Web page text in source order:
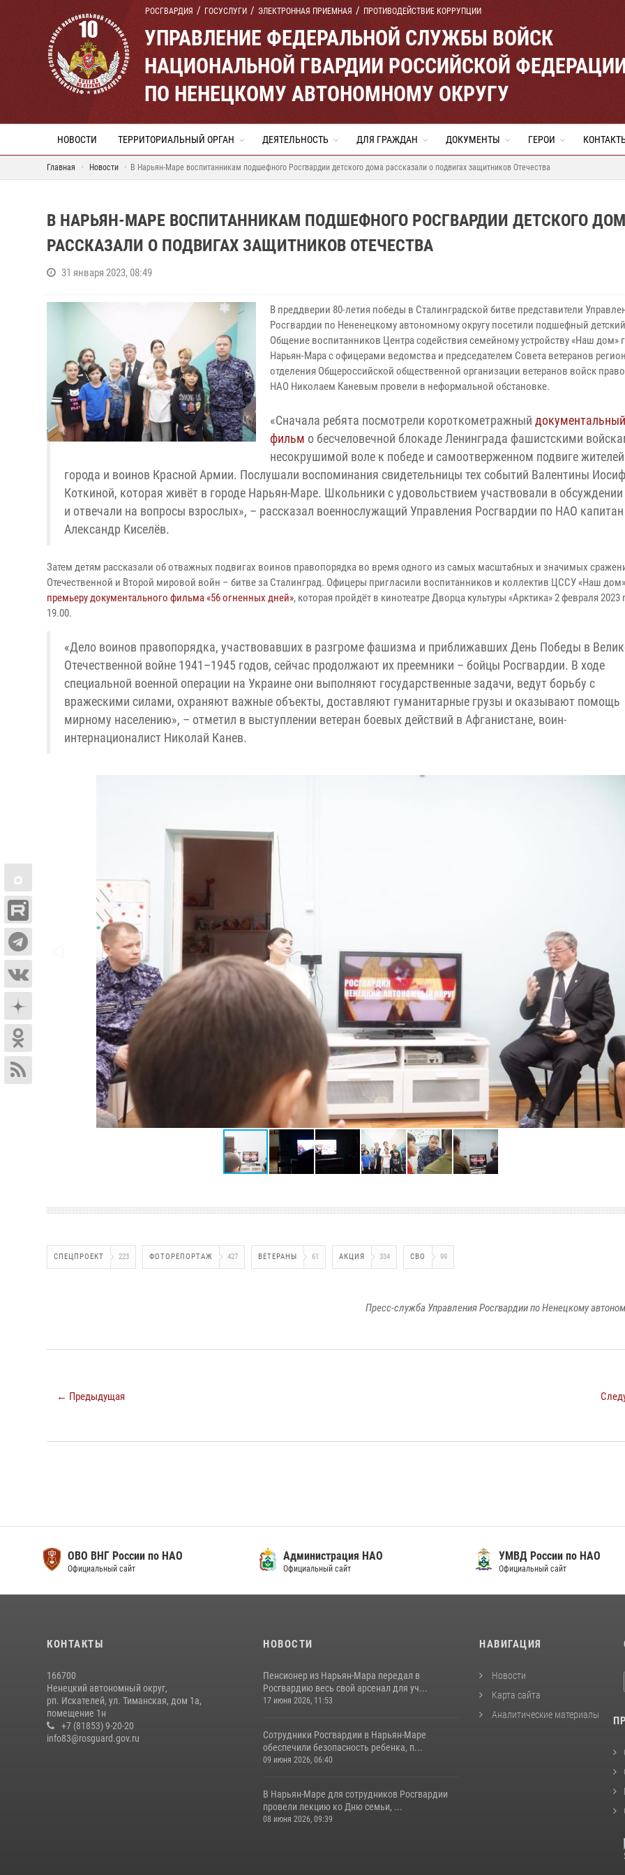
РОСГВАРДИЯ ГОСУСЛУГИ ЭЛЕКТРОННАЯ ПРИЕМНАЯ ПРОТИВОДЕЙСТВИЕ КОРРУПЦИИ
УПРАВЛЕНИЕ ФЕДЕРАЛЬНОЙ СЛУЖБЫ ВОЙСК
НАЦИОНАЛЬНОЙ ГВАРДИИ РОССИЙСКОЙ
ПО НЕНЕЦКОМУ АВТОНОМНОМУ ОКРУГУ
НОВОСТИ ТЕРРИТОРИАЛЬНЫЙ ОРГАН ДЕЯТЕЛЬНОСТЬ ДЛЯ ГРАЖДАН ДОКУМЕНТЫ ГЕРОИ
Главная Новости В Нарьян-Маре воспитанникам подшефного Росгвардии детского дома рассказали о подвигах защитников Отечества
В НАРЬЯН-МАРЕ ВОСПИТАННИКАМ ПОДШЕФНОГО РОСГВАРДИИ ДЕТСКОГО
РАССКАЗАЛИ О ПОДВИГАХ ЗАЩИТНИКОВ ОТЕЧЕСТВА
31 января 2023, 08:49
В преддверии 80-летия победы в Сталинградской битве представители
Росгвардии по Нененецкому автономному округу посетили подшефный
Общение воспитанников Центра содействия семейному устройству «Наш дом»
Нарьян-Мара с офицерами ведомства и председателем Совета ветеранов
отделения Общероссийской общественной организации ветеранов войск
НАО Николаем Каневым провели в неформальной обстановке.
«Сначала ребята посмотрели короткометражный документальный
фильм о бесчеловечной блокаде Ленинграда фашистскими
несокрушимой воле к победе и самоотверженном подвиге жителей
города и воинов Красной Армии. Послушали воспоминания свидетельницы тех событий Валентины
Коткиной, которая живёт в городе Нарьян-Маре. Школьники с удовольствием участвовали в
и отвечали на вопросы взрослых», – рассказал военнослужащий Управления Росгвардии по НАО капитан
Александр Киселёв.
Затем детям рассказали об отважных подвигах воинов правопорядка во время одного из самых масштабных и значимых
Отечественной и Второй мировой войн – битве за Сталинград. Офицеры пригласили воспитанников и коллектив ЦССУ «Наш дом»
премьеру документального фильма «56 огненных дней», которая пройдёт в кинотеатре Дворца культуры «Арктика» 2 февраля 2023
19.00.
«Дело воинов правопорядка, участвовавших в разгроме фашизма и приближавших День Победы в
Отечественной войне 1941–1945 годов, сейчас продолжают их преемники – бойцы Росгвардии. В ходе
специальной военной операции на Украине они выполняют государственные задачи, ведут борьбу с
вражескими силами, охраняют важные объекты, доставляют гуманитарные грузы и оказывают помощь
мирному населению», – отметил в выступлении ветеран боевых действий в Афганистане, воин-
интернационалист Николай Канев.
СПЕЦПРОЕКТ 223 ФОТОРЕПОРТАЖ 427 ВЕТЕРАНЫ 61 АКЦИЯ 334 СВО 99
Пресс-служба Управления Росгвардии по Ненецкому
← Предыдущая
ОВО ВНГ России по НАО
Официальный сайт
Администрация НАО
Официальный сайт
УМВД России по НАО
Официальный сайт
КОНТАКТЫ
166700
Ненецкий автономный округ,
рп. Искателей, ул. Тиманская, дом 1а,
помещение 1н
+7 (81853) 9-20-20
info83@rosguard.gov.ru
НОВОСТИ
Пенсионер из Нарьян-Мара передал в
Росгвардию весь свой арсенал для уч...
17 июня 2026, 11:53
Сотрудники Росгвардии в Нарьян-Маре
обеспечили безопасность ребенка, п...
09 июня 2026, 06:40
В Нарьян-Маре для сотрудников Росгвардии
провели лекцию ко Дню семьи, ...
08 июня 2026, 09:39
НАВИГАЦИЯ
Новости
Карта сайта
Аналитические материалы